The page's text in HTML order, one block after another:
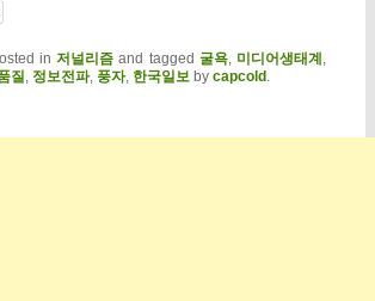
in저널리즘 and tagged굴욕, 미디어생태계 ,
질, 정보전파, 풍자, 한국일보by capcold .